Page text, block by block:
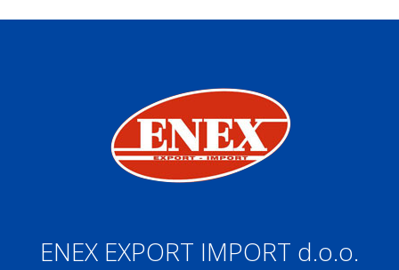
ENEX EXPORT IMPORT d.o.o.